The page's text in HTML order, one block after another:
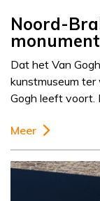
Noord-
Dat het Van
kunstmuseum ter
Gogh leeft voort.
Meer